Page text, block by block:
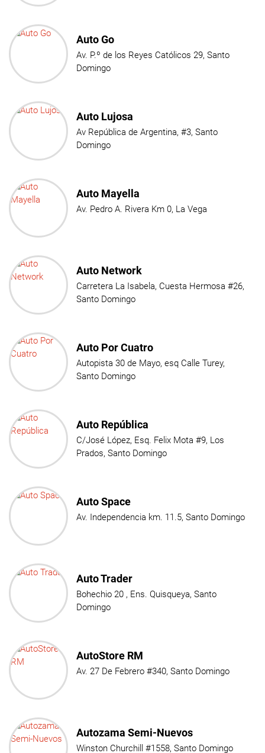
Auto Go
Av. P.º de los Reyes Católicos 29, Santo
Domingo
Auto Lujosa
Av República de Argentina, #3, Santo
Domingo
Auto Mayella
Av. Pedro A. Rivera Km 0, La Vega
Auto Network
Carretera La Isabela, Cuesta Hermosa #26,
Santo Domingo
Auto Por Cuatro
Autopista 30 de Mayo, esq Calle Turey,
Santo Domingo
Auto República
C/José López, Esq. Felix Mota #9, Los
Prados, Santo Domingo
Auto Space
Av. Independencia km. 11.5, Santo Domingo
Auto Trader
Bohechio 20 , Ens. Quisqueya, Santo
Domingo
AutoStore RM
Av. 27 De Febrero #340, Santo Domingo
Autozama Semi-Nuevos
Winston Churchill #1558, Santo Domingo